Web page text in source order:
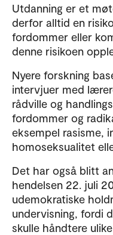
Utdanning er et
derfor alltid en
fordommer eller
denne risikoen
Nyere forskning
intervjuer med
rådville og
fordommer og
eksempel rasisme,
homoseksualitet
Det har også blitt
hendelsen 22. juli
udemokratiske
undervisning, fordi
skulle håndtere